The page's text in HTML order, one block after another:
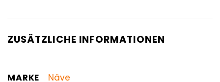
ZUSÄTZLICHE INFORMATIONEN
MARKE Näve